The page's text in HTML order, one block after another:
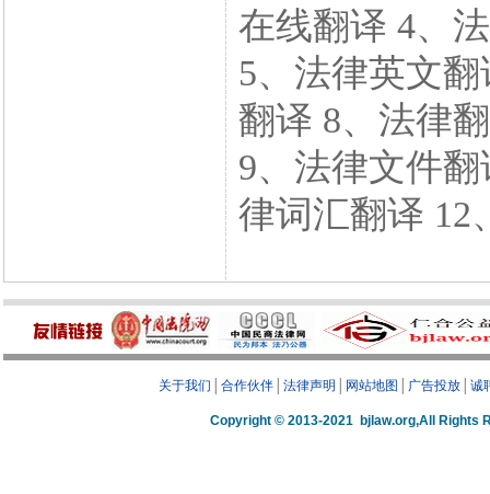
在线翻译 4、
5、法律英文
翻译 8、法律
9、法律文件
律词汇翻译 12
关于我们 合作伙伴 法律声明 网站地图 广告投放 诚
Copyright © 2013-2021 bjlaw.org,All Rights